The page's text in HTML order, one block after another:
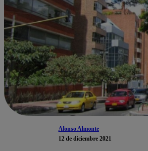
Alonso Almonte
12 de diciembre 2021